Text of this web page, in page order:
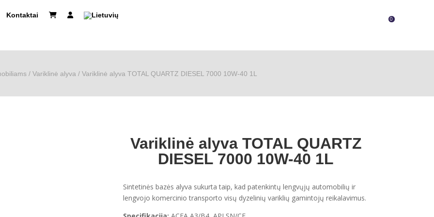
Kontaktai 0
/ Variklinė alyva / Variklinė alyva TOTAL QUARTZ DIESEL 7000 10W-40 1L
Variklinė alyva TOTAL QUARTZ
DIESEL 7000 10W-40 1L
Sintetinės bazės alyva sukurta taip, kad patenkintų lengvųjų automobilių ir
lengvojo komercinio transporto visų dyzelinių variklių gamintojų reikalavimus.